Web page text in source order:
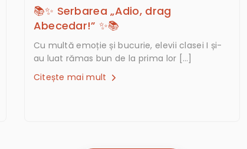
📚✨ Serbarea „Adio, drag
Abecedar!” ✨📚
Cu multă emoție și bucurie, elevii clasei I și-
au luat rămas bun de la prima lor […]
Citește mai mult